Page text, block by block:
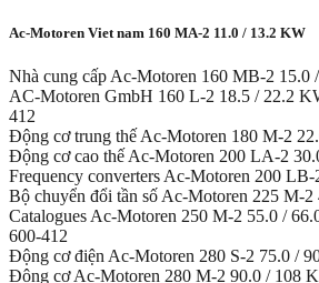
Ac-Motoren Viet nam 160 MA-2 11.0 / 13.2 KW
Nhà cung cấp Ac-Motoren 160 MB-2 15.0
AC-Motoren GmbH 160 L-2 18.5 / 22.2
412
Động cơ trung thế Ac-Motoren 180 M-2
Động cơ cao thế Ac-Motoren 200 LA-2
Frequency converters Ac-Motoren 200
Bộ chuyển đổi tần số Ac-Motoren 225 M-
Catalogues Ac-Motoren 250 M-2 55.0 /
600-412
Động cơ điện Ac-Motoren 280 S-2 75.0 /
Động cơ Ac-Motoren 280 M-2 90.0 / 108